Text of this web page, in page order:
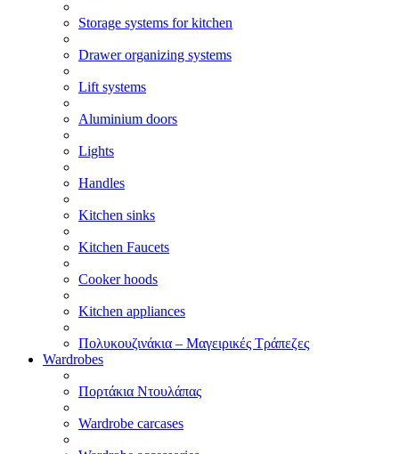
Storage systems for kitchen
Drawer organizing systems
Lift systems
Aluminium doors
Lights
Handles
Kitchen sinks
Kitchen Faucets
Cooker hoods
Kitchen appliances
Πολυκουζινάκια – Μαγειρικές Τράπεζες
Wardrobes
Πορτάκια Ντουλάπας
Wardrobe carcases